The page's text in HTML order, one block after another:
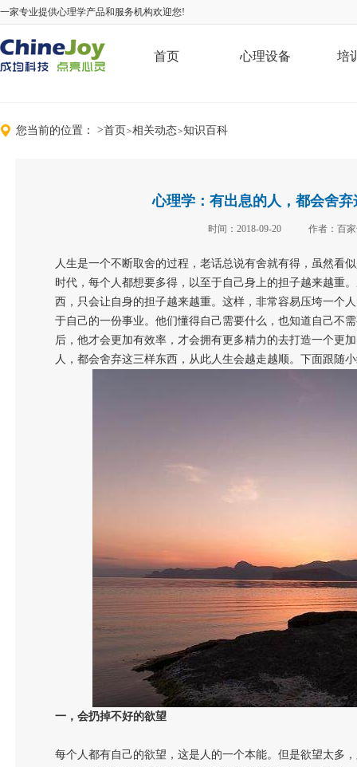
一家专业提供心理学产品和服务机构欢迎您!
首页 心理设备 培
您当前的位置： >首页>相关动态>知识百科
心理学：有出息的人，都会舍
时间：2018-09-20 作者：百
人生是一个不断取舍的过程，老话总说有舍就有得，虽然看
时代，每个人都想要多得，以至于自己身上的担子越来越重
西，只会让自身的担子越来越重。这样，非常容易压垮一个
于自己的一份事业。他们懂得自己需要什么，也知道自己不
后，他才会更加有效率，才会拥有更多精力的去打造一个更
人，都会舍弃这三样东西，从此人生会越走越顺。下面跟随
一，会扔掉不好的欲望
每个人都有自己的欲望，这是人的一个本能。但是欲望太多